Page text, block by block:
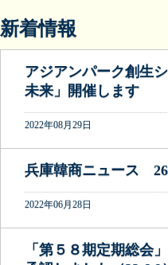
新着情報
アジアンパーク創生
未来」開催します
2022年08月29日
兵庫韓商ニュース
2022年06月28日
「第５８期定期総会